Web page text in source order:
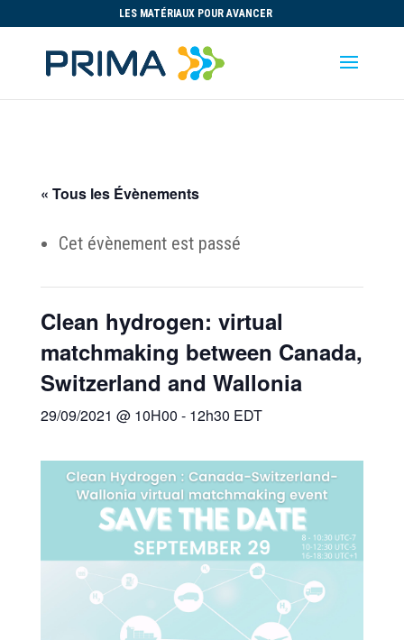
LES MATÉRIAUX POUR AVANCER
« Tous les Évènements
Cet évènement est passé
Clean hydrogen: virtual
matchmaking between Canada,
Switzerland and Wallonia
29/09/2021 @ 10H00 - 12h30 EDT